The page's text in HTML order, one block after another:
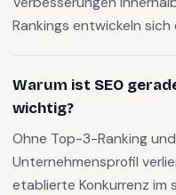
Rankings entwickeln
Warum ist SEO
wichtig?
Ohne Top-3-Ranking
Unternehmensprofil
etablierte Konkurrenz im